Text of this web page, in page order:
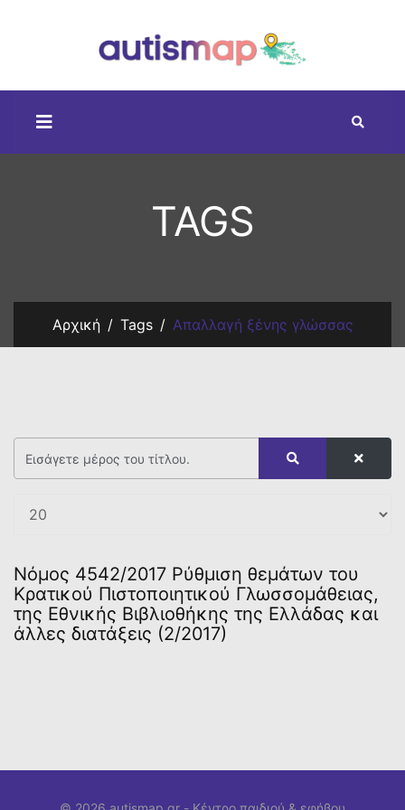
TAGS
Αρχική Tags Απαλλαγή ξένης γλώσσας
Νόμος 4542/2017 Ρύθμιση θεμάτων του
Κρατικού Πιστοποιητικού Γλωσσομάθειας,
της Εθνικής Βιβλιοθήκης της Ελλάδας και
άλλες διατάξεις (2/2017)